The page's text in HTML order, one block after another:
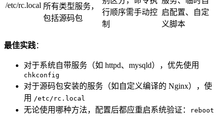
/etc/rc.local 所有类型服务，
包括源码包
行顺序需手动控
制
启配置、自定
义脚本
最佳实践：
对于系统自带服务（如 httpd、mysqld），优先使用
chkconfig
对于源码包安装的服务（如自定义编译的 Nginx），使
用 /etc/rc.local
无论使用哪种方法，配置后都应重启系统验证： reboot